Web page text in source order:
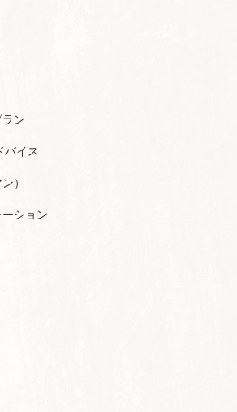
ン
バイス
）
ション